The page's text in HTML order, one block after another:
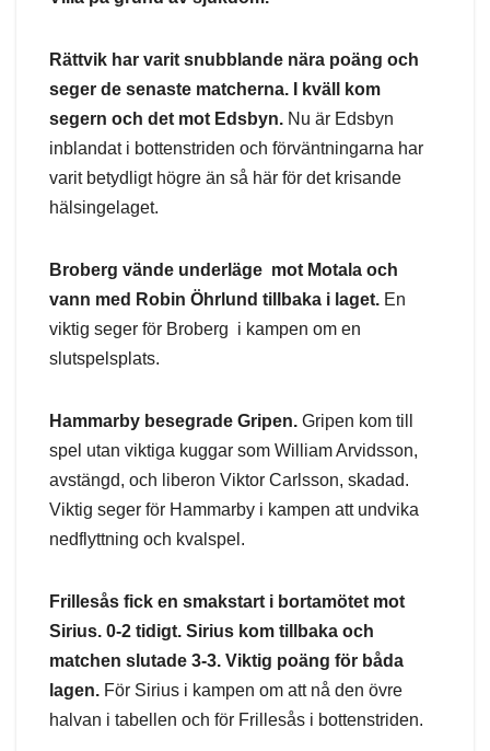
Rättvik har varit snubblande nära poäng och
seger de senaste matcherna. I kväll kom
segern och det mot Edsbyn. Nu är Edsbyn
inblandat i bottenstriden och förväntningarna har
varit betydligt högre än så här för det krisande
hälsingelaget.
Broberg vände underläge mot Motala och
vann med Robin Öhrlund tillbaka i laget. En
viktig seger för Broberg i kampen om en
slutspelsplats.
Hammarby besegrade Gripen. Gripen kom till
spel utan viktiga kuggar som William Arvidsson,
avstängd, och liberon Viktor Carlsson, skadad.
Viktig seger för Hammarby i kampen att undvika
nedflyttning och kvalspel.
Frillesås fick en smakstart i bortamötet mot
Sirius. 0-2 tidigt. Sirius kom tillbaka och
matchen slutade 3-3. Viktig poäng för båda
lagen. För Sirius i kampen om att nå den övre
halvan i tabellen och för Frillesås i bottenstriden.